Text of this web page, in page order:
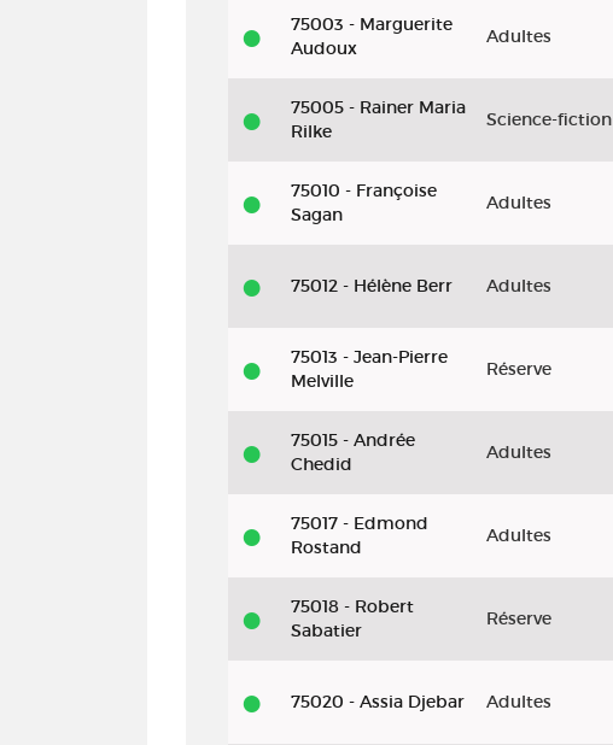
75003 - Marguerite
Audoux
Adultes
75005 - Rainer Maria
Rilke
Science-fiction
75010 - Françoise
Sagan
Adultes
75012 - Hélène Berr Adultes
75013 - Jean-Pierre
Melville
Réserve
75015 - Andrée
Chedid
Adultes
75017 - Edmond
Rostand
Adultes
75018 - Robert
Sabatier
Réserve
75020 - Assia Djebar Adultes